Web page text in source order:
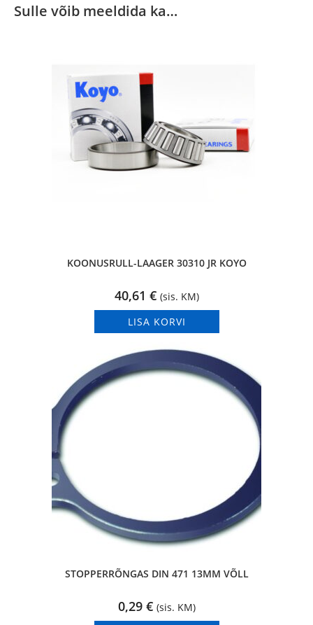
Sulle võib meeldida ka…
KOONUSRULL-LAAGER 30310 JR KOYO
40,61 € (sis. KM)
LISA KORVI
STOPPERRÕNGAS DIN 471 13MM VÕLL
0,29 € (sis. KM)